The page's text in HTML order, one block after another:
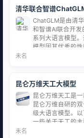
作力，能够为用户
高品质的图像…
理、图像分析以及
元象大模型具有
点： 全链路自主研
元象大模型是完全
象科技从头开始训
研发的，拥有独
提供高效的运算能
良好的任务执行效
开源免费商用：…
清华联合智谱
模型
ChatGLM是由清
和智谱AI联合开发
系列大语言模型。
模型因其优秀的性
良好的开源协议
[1]。 ChatGLM系
个模型，例如
ChatGLM-6B，
ChatGLM3-6B和
ChatGLM3-3B等
模型的共同特点
未名
昆仑万维天工大模型
昆仑万维天工是一
昆仑万维自研的
级大语言模型。以
一些关于天工的主
绍和特点： 规模
未名